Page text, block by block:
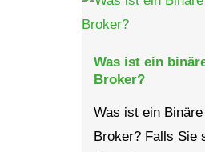
Was ist ein
Broker?
Was ist ein
Broker? Falls Sie